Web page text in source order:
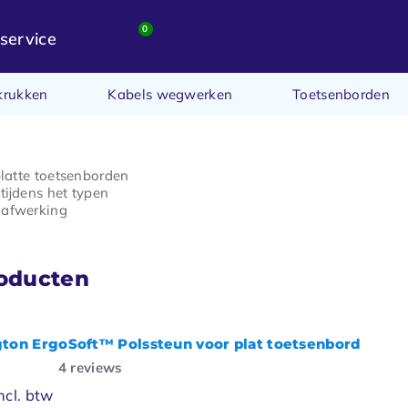
0
Kabels wegwerken Toetsenborden
toetsenborden
het typen
ErgoSoft™ Polssteun voor plat toetsenbord
4 reviews
btw